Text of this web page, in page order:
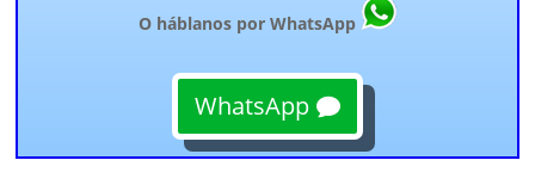
O háblanos por WhatsApp
WhatsApp